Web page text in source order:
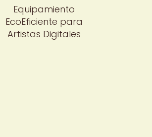
Equipamiento
EcoEficiente para
Artistas Digitales